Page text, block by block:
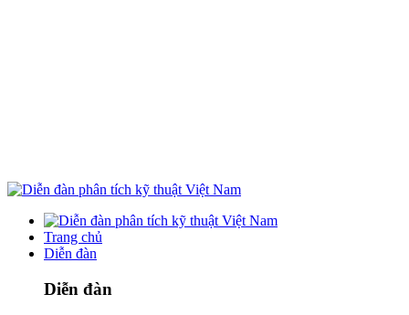
Trang chủ
Diễn đàn
Diễn đàn